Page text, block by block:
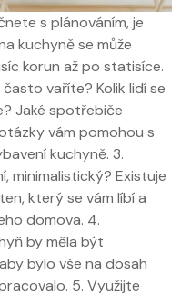
s plánováním, je
kuchyně se může
korun až po statisíce.
vaříte? Kolik lidí se
Jaké spotřebiče
vám pomohou s
kuchyně. 3.
minimalistický? Existuje
který se vám líbí a
domova. 4.
by měla být
bylo vše na dosah
5. Využijte